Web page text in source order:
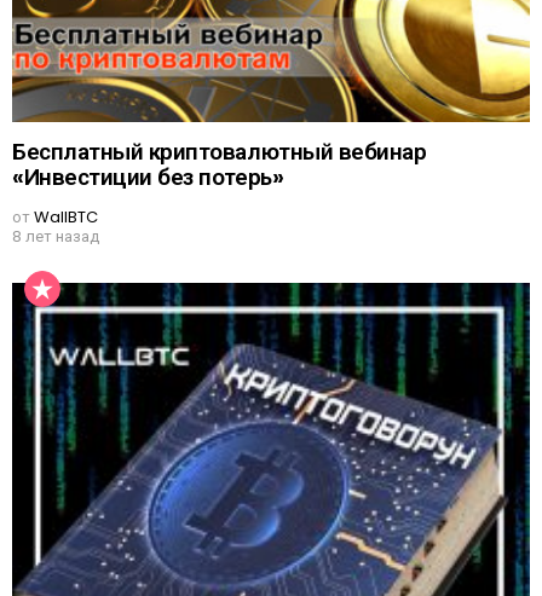
Бесплатный криптовалютный вебинар
«Инвестиции без потерь»
отWallBTC
8 лет назад